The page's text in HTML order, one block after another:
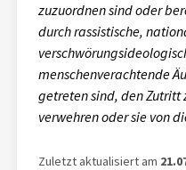
zuzuordnen sind oder
durch rassistische,
menschenverachtende
getreten sind, den Zutritt
verwehren oder sie von
Zuletzt aktualisiert am